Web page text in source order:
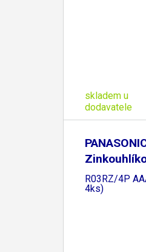
skladem u
dodavatele
Red Zinc
R03RZ/4P
4ks)